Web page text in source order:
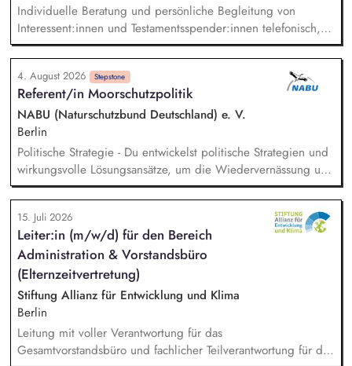
Individuelle Beratung und persönliche Begleitung von
Interessent:innen und Testamentsspender:innen telefonisch,
per E-Mail sowie bei persönlichen Gesprächen. Strategische
Weiterentwicklung des Erbschaftsfundraisings und der Donor
Journeys – von der Lead-Akquise über Stewardship bis hin
zur individuellen Förder:innen-Kommunikation. Systematische
Planung, Steuerung und Umsetzung von Werbemaßnahmen,
Nachlass-Mailings oder Telefonie-Aktionen sowie die
Durchführung von analogen und digitalen Veranstaltungen.
4. August 2026 Stepstone
Referent/in Moorschutzpolitik
NABU (Naturschutzbund Deutschland) e. V.
Berlin
Politische Strategie - Du entwickelst politische Strategien und
wirkungsvolle Lösungsansätze, um die Wiedervernässung und
nachhaltige Nutzung von Mooren sowie den natürlichen
Klimaschutz auf deutscher und europäischer Ebene
voranzubringen. Analyse & Positionierung - Du analysierst
relevante politische und regulatorische Entwicklungen,
bereitest fundierte Entscheidungsgrundlagen auf und
gestaltest die fachliche Positionierung des NABU zu zentralen
Moorschutzthemen mit. Vernetzung & Koordination - Du
koordinierst die moorschutzpolitische Arbeit des NABU über
Projekte, Fachbereiche und Partnerorganisationen hinweg.
15. Juli 2026
Leiter:in (m/w/d) für den Bereich
Administration & Vorstandsbüro
(Elternzeitvertretung)
Stiftung Allianz für Entwicklung und Klima
Berlin
Leitung mit voller Verantwortung für das
Gesamtvorstandsbüro und fachlicher Teilverantwortung für die